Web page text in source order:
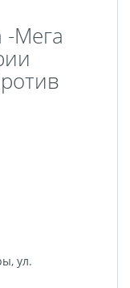
-Мега
, ул.